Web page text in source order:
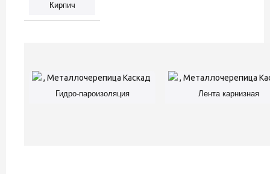
Кирпич
Гидро-пароизоляция Лента карнизная